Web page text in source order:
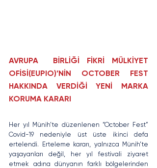
AVRUPA  BİRLİĞİ FİKRİ MÜLKİYET
OFİSİ(EUPIO)’NİN OCTOBER FEST
HAKKINDA VERDİĞİ YENİ MARKA
KORUMA KARARI
Her yıl Münih’te düzenlenen “October Fest”
Covid-19 nedeniyle üst üste ikinci defa
ertelendi. Erteleme kararı, yalnızca Münih’te
yaşayanları değil, her yıl festivali ziyaret
etmek adına dünyanın farklı bölgelerinden